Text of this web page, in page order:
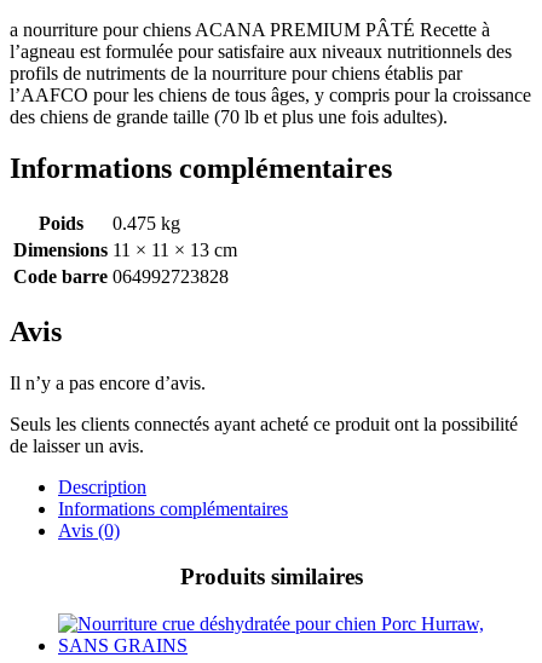
a nourriture pour chiens ACANA PREMIUM PÂTÉ Recette à
l’agneau est formulée pour satisfaire aux niveaux nutritionnels des
profils de nutriments de la nourriture pour chiens établis par
l’AAFCO pour les chiens de tous âges, y compris pour la croissance
des chiens de grande taille (70 lb et plus une fois adultes).
Informations complémentaires
Poids
0.475 kg
Dimensions 11 × 11 × 13 cm
Code barre 064992723828
Avis
Il n’y a pas encore d’avis.
Seuls les clients connectés ayant acheté ce produit ont la possibilité
de laisser un avis.
Description
Informations complémentaires
Avis (0)
Produits similaires